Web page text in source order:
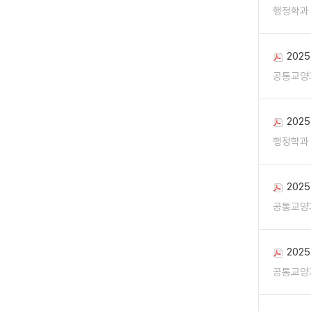
행정학과
공통교
행정학과
공통교
공통교